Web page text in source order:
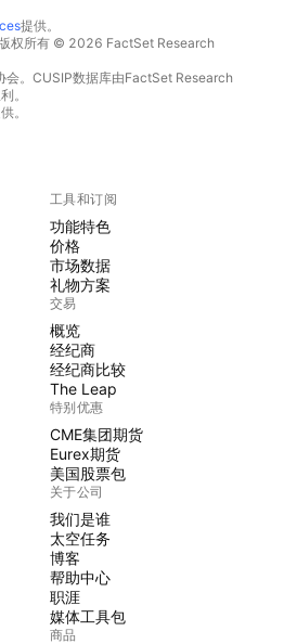
提供。
权所有 © 2026 FactSet Research
。CUSIP数据库由FactSet Research
。
。
工具和订阅
功能特色
价格
市场数据
礼物方案
交易
概览
经纪商
经纪商比较
The Leap
特别优惠
CME集团期货
Eurex期货
美国股票包
关于公司
我们是谁
太空任务
博客
帮助中心
职涯
媒体工具包
商品